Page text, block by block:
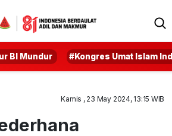
BI Mundur #Kongres Umat Islam
Kamis , 23 May 2024, 13:15 WIB